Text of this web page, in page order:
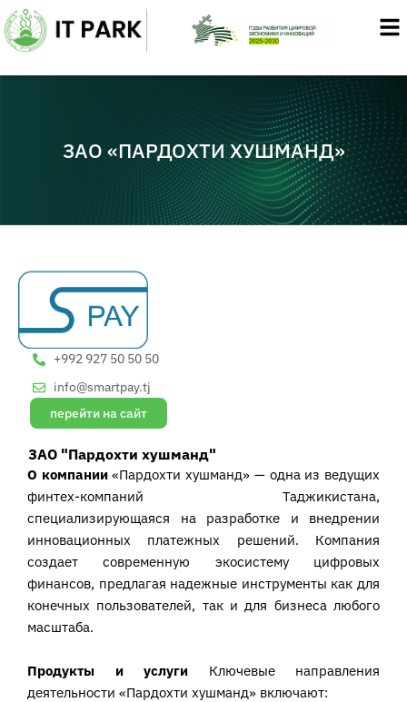
Перейти
к
содержимому
ЗАО «ПАРДОХТИ ХУШМАНД»
+992 927 50 50 50
info@smartpay.tj
перейти на сайт
ЗАО "Пардохти хушманд"
О компании«Пардохти хушманд» — одна из ведущих
финтех-компаний Таджикистана,
специализирующаяся на разработке и внедрении
инновационных платежных решений. Компания
создает современную экосистему цифровых
финансов, предлагая надежные инструменты как для
конечных пользователей, так и для бизнеса любого
масштаба.
Продукты и услуги Ключевые направления
деятельности «Пардохти хушманд» включают: